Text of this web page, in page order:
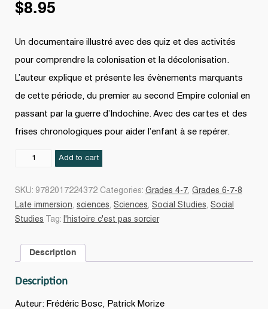
$8.95
Un documentaire illustré avec des quiz et des activités
pour comprendre la colonisation et la décolonisation.
L’auteur explique et présente les évènements marquants
de cette période, du premier au second Empire colonial en
passant par la guerre d’Indochine. Avec des cartes et des
frises chronologiques pour aider l’enfant à se repérer.
ColonisationAdd to cart
SKU: 9782017224372 Categories: Grades 4-7, Grades 6-7-8
Late immersion, sciences, Sciences, Social Studies, Social
Studies
Tag: l'histoire c'est pas sorcier
Description
Description
Auteur: Frédéric Bosc, Patrick Morize